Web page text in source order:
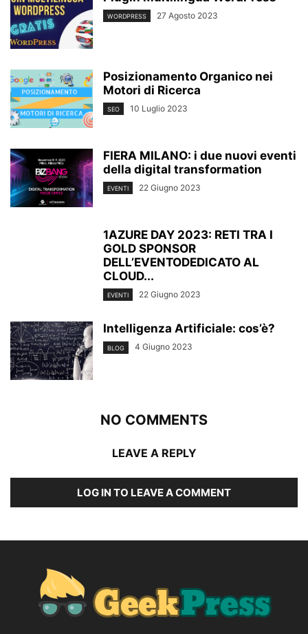
WORDPRESS 27 Agosto 2023
Posizionamento Organico nei
Motori di Ricerca
SEO 10 Luglio 2023
FIERA MILANO: i due nuovi eventi
della digital transformation
EVENTI 22 Giugno 2023
1AZURE DAY 2023: RETI TRA I
GOLD SPONSOR
DELL’EVENTODEDICATO AL
CLOUD...
EVENTI 22 Giugno 2023
Intelligenza Artificiale: cos’è?
BLOG 4 Giugno 2023
NO COMMENTS
LEAVE A REPLY
LOG IN TO LEAVE A COMMENT